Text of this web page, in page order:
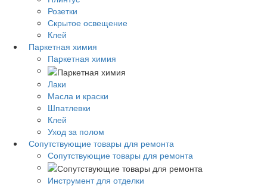
Розетки
Скрытое освещение
Клей
Паркетная химия
Паркетная химия
Лаки
Масла и краски
Шпатлевки
Клей
Уход за полом
Сопутствующие товары для ремонта
Сопутствующие товары для ремонта
Инструмент для отделки